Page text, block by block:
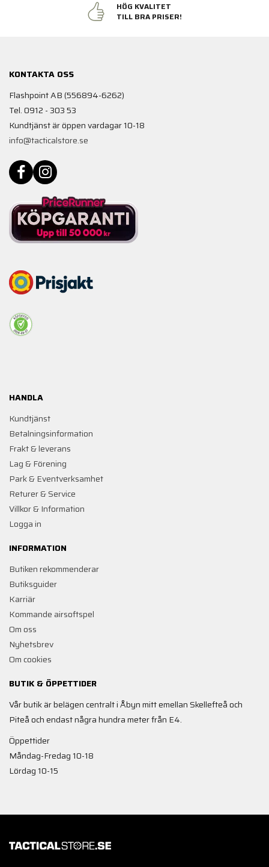
HÖG KVALITET
TILL BRA PRISER!
KONTAKTA OSS
Flashpoint AB (556894-6262)
Tel. 0912 - 303 53
Kundtjänst är öppen vardagar 10-18
info@tacticalstore.se
HANDLA
Kundtjänst
Betalningsinformation
Frakt & leverans
Lag & Förening
Park & Eventverksamhet
Returer & Service
Villkor & Information
Logga in
INFORMATION
Butiken rekommenderar
Butiksguider
Karriär
Kommande airsoftspel
Om oss
Nyhetsbrev
Om cookies
BUTIK & ÖPPETTIDER
Vår butik är belägen centralt i Åbyn mitt emellan Skellefteå och
Piteå och endast några hundra meter från E4.
Öppettider
Måndag-Fredag 10-18
Lördag 10-15